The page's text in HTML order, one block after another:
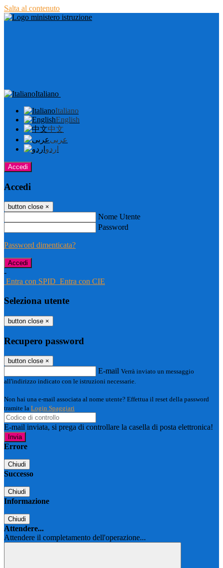
Salta al contenuto
Italiano
Italiano
English
中文
عربى
اردو
Accedi
Accedi
button close ×
Nome Utente
Password
Password dimenticata?
-
Entra con SPID Entra con CIE
Seleziona utente
button close ×
Recupero password
button close ×
E-mail Verrà inviato un messaggio
all'indirizzo indicato con le istruzioni necessarie.
Non hai una e-mail associata al nome utente? Effettua il reset della password
tramite la Login Spaggiari
E-mail inviata, si prega di controllare la casella di posta elettronica!
Errore
Chiudi
Successo
Chiudi
Informazione
Chiudi
Attendere...
Attendere il completamento dell'operazione...